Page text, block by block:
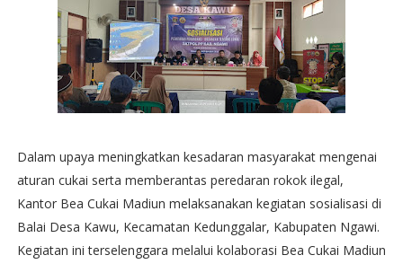
Dalam upaya meningkatkan kesadaran masyarakat mengenai
aturan cukai serta memberantas peredaran rokok ilegal,
Kantor Bea Cukai Madiun melaksanakan kegiatan sosialisasi di
Balai Desa Kawu, Kecamatan Kedunggalar, Kabupaten Ngawi.
Kegiatan ini terselenggara melalui kolaborasi Bea Cukai Madiun